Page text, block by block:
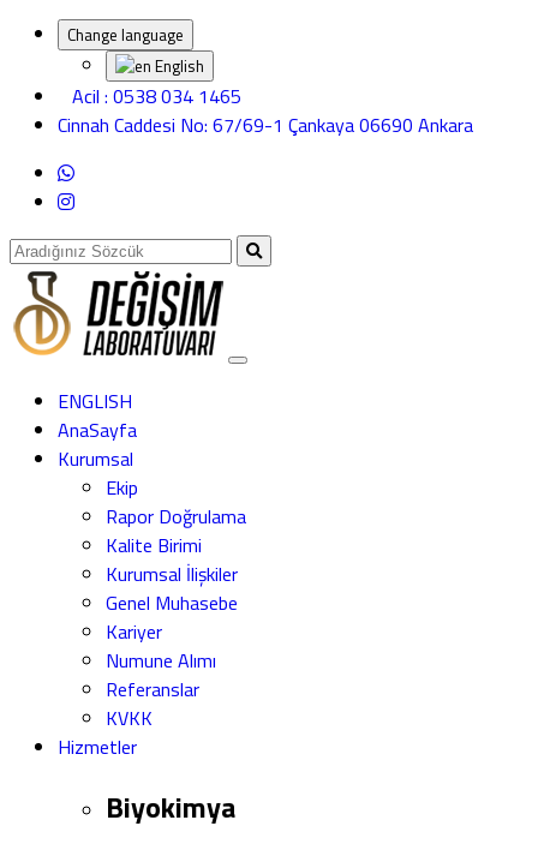
Change language
English
Acil : 0538 034 1465
Cinnah Caddesi No: 67/69-1 Çankaya 06690 Ankara
ENGLISH
AnaSayfa
Kurumsal
Ekip
Rapor Doğrulama
Kalite Birimi
Kurumsal İlişkiler
Genel Muhasebe
Kariyer
Numune Alımı
Referanslar
KVKK
Hizmetler
Biyokimya